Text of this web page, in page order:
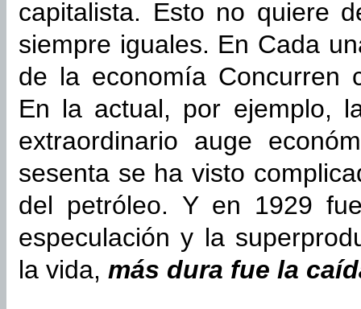
capitalista. Esto no quiere
siempre iguales. En Cada
de la economía Concurren
En la actual, por ejemplo,
extraordinario auge
sesenta se ha visto
del petróleo. Y en 1929
especulación y la
la vida, más dura fue la